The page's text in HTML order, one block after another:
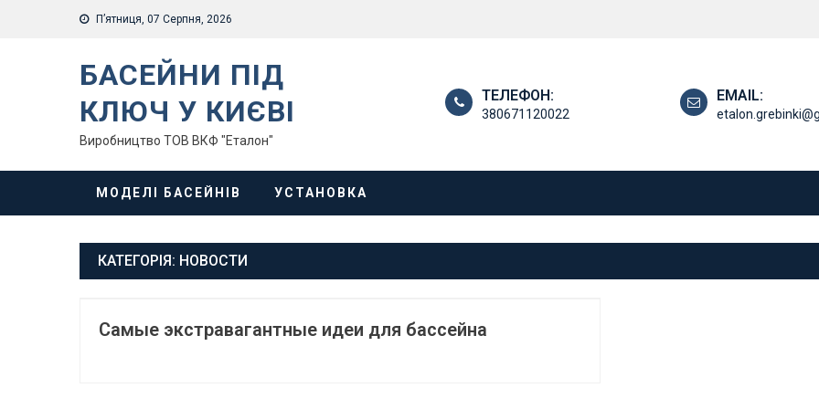
П’ятниця, 07 Серпня, 2026
БАСЕЙНИ ПІД
КЛЮЧ У КИЄВІ
Виробництво ТОВ ВКФ "Еталон"
ТЕЛЕФОН:
380671120022
EMAIL:
МОДЕЛІ БАСЕЙНІВ УСТАНОВКА
КАТЕГОРІЯ: НОВОСТИ
Самые экстравагантные идеи для бассейна